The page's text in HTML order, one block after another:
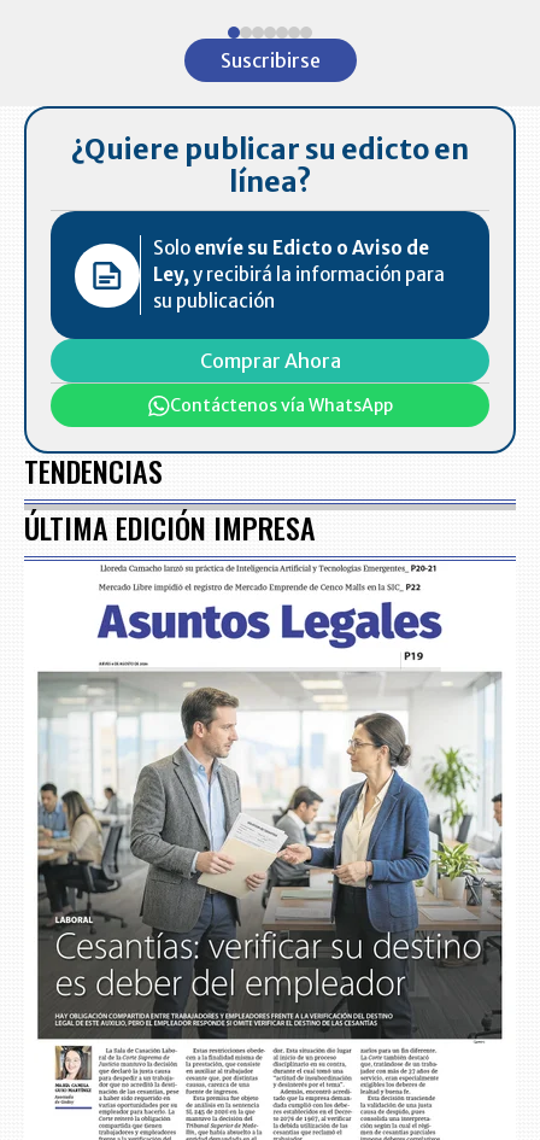
Suscribirse
¿Quiere publicar su edicto en
línea?
Solo envíe su Edicto o Aviso de
Ley,y recibirá la información para
su publicación
Comprar Ahora
Contáctenos vía WhatsApp
TENDENCIAS
ÚLTIMA EDICIÓN IMPRESA